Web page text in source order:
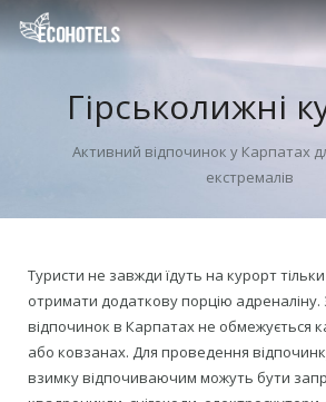
Нерухомість
Гірськолижні
Активний відпочинок у Карпатах
екстремалів
Туристи не завжди їдуть на курорт
отримати додаткову порцію
відпочинок в Карпатах не обмежується
або ковзанах. Для проведення
взимку відпочиваючим можуть бути